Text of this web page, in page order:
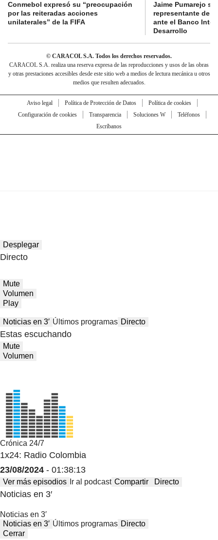
Conmebol expresó su “preocupación
por las reiteradas acciones
unilaterales” de la FIFA
Jaime Pumarejo
representante de
ante el Banco
Desarrollo
© CARACOL S.A. Todos los derechos reservados.
CARACOL S.A. realiza una reserva expresa de las reproducciones y usos de las obras
y otras prestaciones accesibles desde este sitio web a medios de lectura mecánica u otros
medios que resulten adecuados.
Aviso legal Política de Protección de Datos
Política de cookies
Configuración de cookies
Transparencia Soluciones W
Teléfonos
Escríbanos
Desplegar
Directo
Mute
Volumen
Play
Noticias en 3′ Últimos programas Directo
Estas escuchando
Mute
Volumen
Crónica 24/7
1x24: Radio Colombia
23/08/2024 - 01:38:13
Ver más episodios Ir al podcast Compartir Directo
Noticias en 3′
Noticias en 3′
Noticias en 3′ Últimos programas Directo
Cerrar